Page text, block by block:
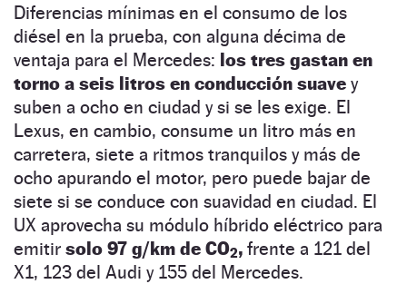
Diferencias mínimas en el consumo de los
diésel en la prueba, con alguna décima de
ventaja para el Mercedes: los tres gastan en
torno a seis litros en conducción suave y
suben a ocho en ciudad y si se les exige. El
Lexus, en cambio, consume un litro más en
carretera, siete a ritmos tranquilos y más de
ocho apurando el motor, pero puede bajar de
siete si se conduce con suavidad en ciudad. El
UX aprovecha su módulo híbrido eléctrico para
emitir solo 97 g/km de CO2, frente a 121 del
X1, 123 del Audi y 155 del Mercedes.